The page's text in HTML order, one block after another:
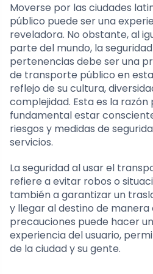
Moverse por las ciudades
público puede ser una
reveladora. No obstante, al
parte del mundo, la
pertenencias debe ser una
de transporte público en
reflejo de su cultura,
complejidad. Esta es la razón
fundamental estar
riesgos y medidas de
servicios.
La seguridad al usar el
refiere a evitar robos o
también a garantizar un
y llegar al destino de
precauciones puede hacer
experiencia del usuario,
de la ciudad y su gente.